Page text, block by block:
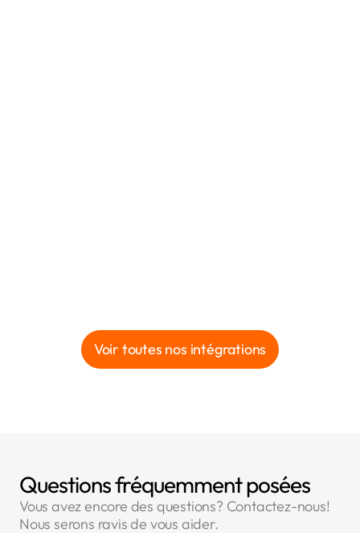
Voir toutes nos intégrations
Questions fréquemment posées
Vous avez encore des questions? Contactez-nous!
Nous serons ravis de vous aider.